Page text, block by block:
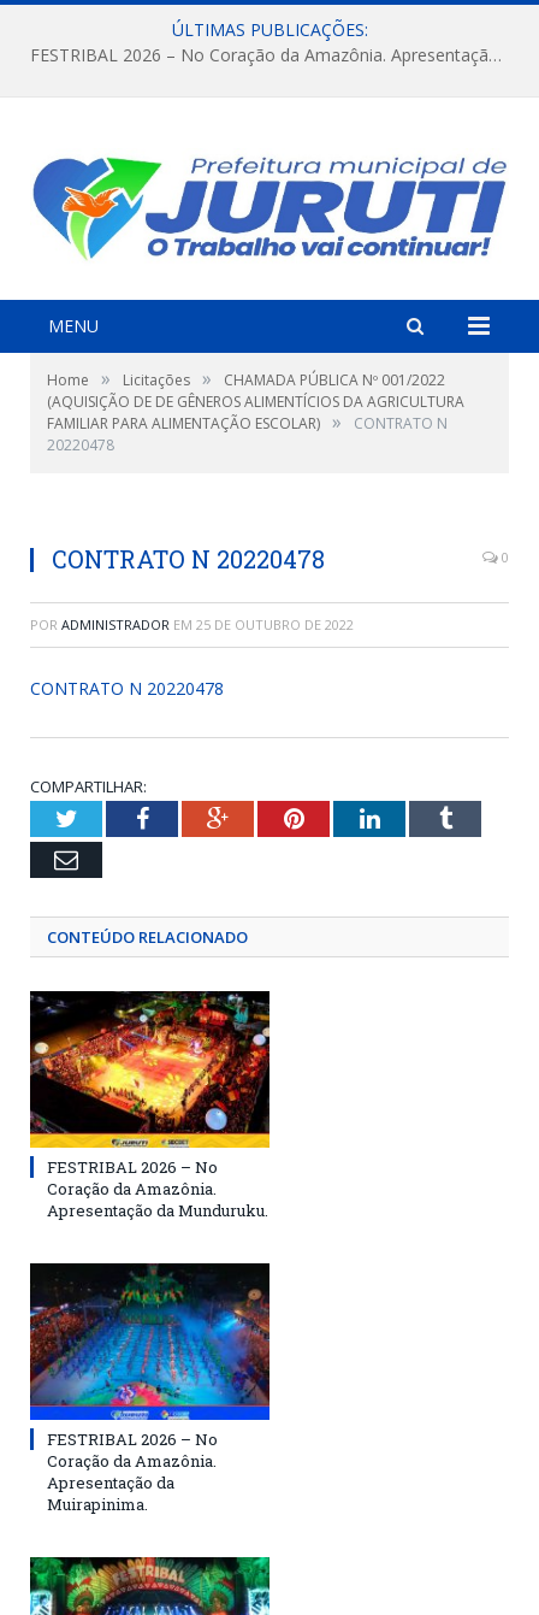
ÚLTIMAS PUBLICAÇÕES:
FESTRIBAL 2026 – No Coração da Amazônia. Apresentação da Munduruku.
MENU
Home » Licitações »
CHAMADA PÚBLICA Nº 001/2022
(AQUISIÇÃO DE DE GÊNEROS ALIMENTÍCIOS DA AGRICULTURA
FAMILIAR PARA ALIMENTAÇÃO ESCOLAR) »
CONTRATO N
20220478
CONTRATO N 20220478 0
POR ADMINISTRADOR EM 25 DE OUTUBRO DE 2022
CONTRATO N 20220478
COMPARTILHAR:
TwitterFacebookGoogle+PinterestLinkedInTumblr
Email
CONTEÚDO RELACIONADO
FESTRIBAL 2026 – No
Coração da Amazônia.
Apresentação da Munduruku.
FESTRIBAL 2026 – No
Coração da Amazônia.
Apresentação da
Muirapinima.